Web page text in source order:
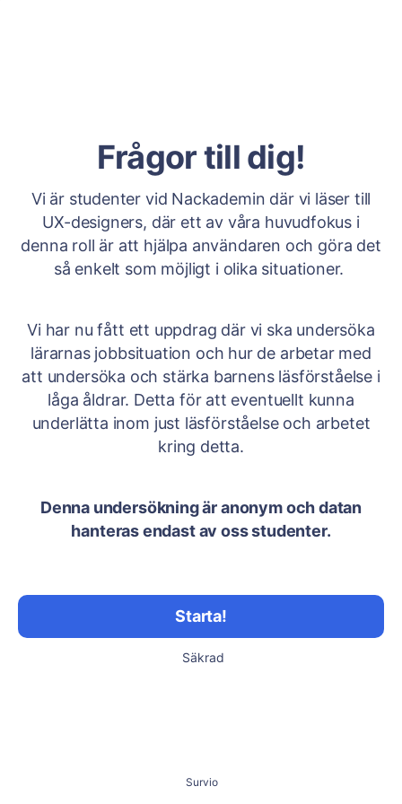
Frågor till dig!
Vi är studenter vid Nackademin där vi läser till
UX-designers, där ett av våra huvudfokus i
denna roll är att hjälpa användaren och göra det
så enkelt som möjligt i olika situationer.
Vi har nu fått ett uppdrag där vi ska undersöka
lärarnas jobbsituation och hur de arbetar med
att undersöka och stärka barnens läsförståelse i
låga åldrar. Detta för att eventuellt kunna
underlätta inom just läsförståelse och arbetet
kring detta.
Denna undersökning är anonym och datan
hanteras endast av oss studenter.
Starta!
Säkrad
Survio